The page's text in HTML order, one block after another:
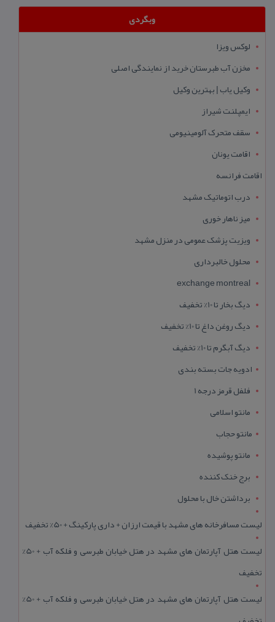
وبگردی
لوکس ویزا
مخزن آب طبرستان خرید از نمایندگی اصلی
وکیل یاب | بهترین وکیل
ایمپلنت شیراز
سقف متحرک آلومینیومی
اقامت یونان
اقامت فرانسه
درب اتوماتیک مشهد
میز ناهار خوری
ویزیت پزشک عمومی در منزل مشهد
محلول خالبرداری
exchange montreal
دیگ بخار تا 10% تخفیف
دیگ روغن داغ تا 10% تخفیف
دیگ آبگرم تا 10% تخفیف
ادویه جات بسته بندی
فلفل قرمز درجه 1
مانتو اسلامی
مانتو حجاب
مانتو پوشیده
برج خنک کننده
برداشتن خال با محلول
لیست مسافرخانه های مشهد با قیمت ارزان + داری پارکینگ + 50% تخفیف
لیست هتل آپارتمان های مشهد در هتل خیابان طبرسی و فلکه آب + 50%
تخفیف
لیست هتل آپارتمان های مشهد در هتل خیابان طبرسی و فلکه آب + 50%